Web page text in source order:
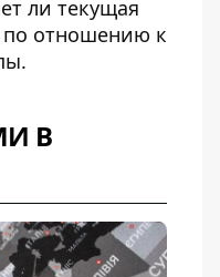
ли текущая
отношению к
В